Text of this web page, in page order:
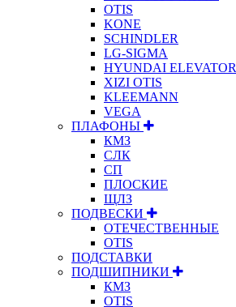
OTIS
KONE
SCHINDLER
LG-SIGMA
HYUNDAI ELEVATOR
XIZI OTIS
KLEEMANN
VEGA
ПЛАФОНЫ
КМЗ
СЛК
СП
ПЛОСКИЕ
ЩЛЗ
ПОДВЕСКИ
ОТЕЧЕСТВЕННЫЕ
OTIS
ПОДСТАВКИ
ПОДШИПНИКИ
КМЗ
OTIS